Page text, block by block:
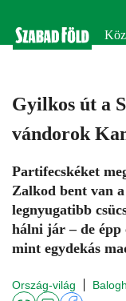
Gyilkos út a
vándorok
Partifecskéket
Zalkod bent van
legnyugatibb
hálni jár – de épp
mint egydekás
Ország-világ